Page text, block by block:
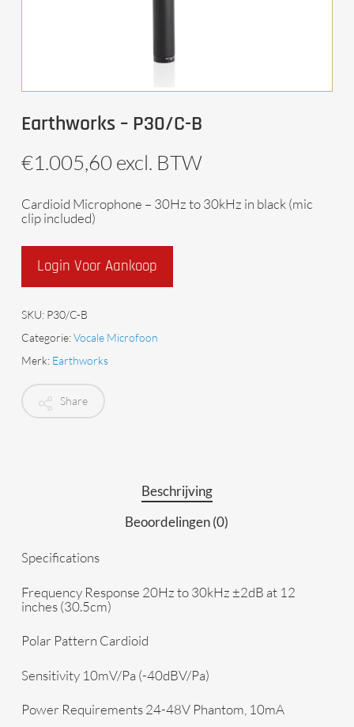
Earthworks – P30/C-B
€1.005,60 excl. BTW
Cardioid Microphone – 30Hz to 30kHz in black (mic
clip included)
Login Voor Aankoop
SKU: P30/C-B
Categorie:Vocale Microfoon
Merk: Earthworks
Share
Beschrijving
Beoordelingen (0)
Specifications
Frequency Response 20Hz to 30kHz ±2dB at 12
inches (30.5cm)
Polar Pattern Cardioid
Sensitivity 10mV/Pa (-40dBV/Pa)
Power Requirements24-48V Phantom, 10mA